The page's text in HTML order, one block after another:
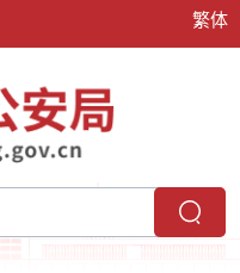
繁体